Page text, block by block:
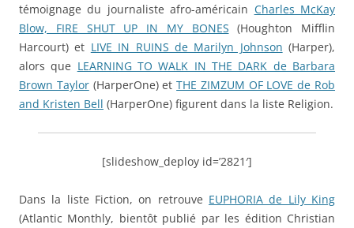
témoignage du journaliste afro-américain Charles McKay
Blow, FIRE SHUT UP IN MY BONES (Houghton Mifflin
Harcourt) et LIVE IN RUINS de Marilyn Johnson (Harper),
alors que LEARNING TO WALK IN THE DARK de Barbara
Brown Taylor(HarperOne) etTHE ZIMZUM OF LOVE de Rob
and Kristen Bell (HarperOne) figurent dans la liste Religion.
[slideshow_deploy id=’2821′]
Dans la liste Fiction, on retrouve EUPHORIA de Lily King
(Atlantic Monthly, bientôt publié par les édition Christian